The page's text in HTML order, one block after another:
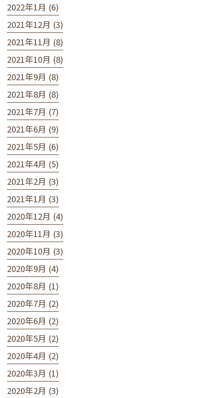
2022年1月 (6)
2021年12月 (3)
2021年11月 (8)
2021年10月 (8)
2021年9月 (8)
2021年8月 (8)
2021年7月 (7)
2021年6月 (9)
2021年5月 (6)
2021年4月 (5)
2021年2月 (3)
2021年1月 (3)
2020年12月 (4)
2020年11月 (3)
2020年10月 (3)
2020年9月 (4)
2020年8月 (1)
2020年7月 (2)
2020年6月 (2)
2020年5月 (2)
2020年4月 (2)
2020年3月 (1)
2020年2月 (3)